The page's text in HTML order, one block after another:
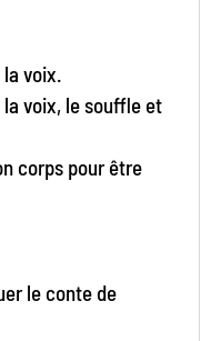
voix.
voix, le souffle et
corps pour être
le conte de